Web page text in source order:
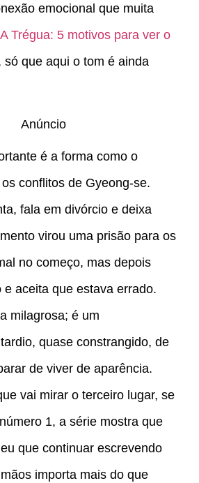
emocional que muita
A Trégua: 5 motivos para ver o
só que aqui o tom é ainda
Anúncio
é a forma como o
conflitos de Gyeong-se.
fala em divórcio e deixa
virou uma prisão para os
no começo, mas depois
e aceita que estava errado.
milagrosa; é um
quase constrangido, de
de viver de aparência.
vai mirar o terceiro lugar, se
1, a série mostra que
que continuar escrevendo
importa mais do que